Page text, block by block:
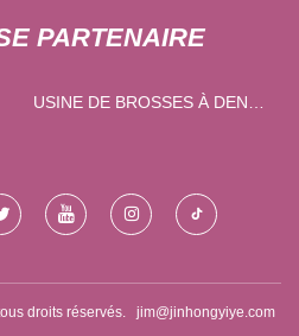
PARTENAIRE
USINE DE BROSSES À DENTS
droits réservés. jim@jinhongyiye.com